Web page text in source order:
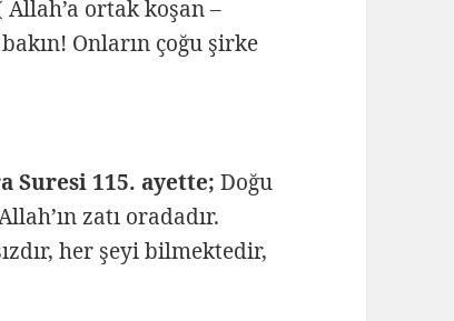
ortak koşan –
Onların çoğu şirke
Suresi 115. ayette;Doğu
zatı oradadır.
her şeyi bilmektedir,